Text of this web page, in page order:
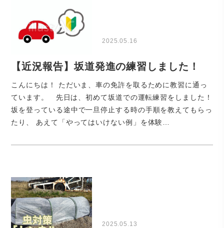
2025.05.16
【近況報告】坂道発進の練習しました！
こんにちは！ ただいま、車の免許を取るために教習に通っ
ています。 先日は、初めて坂道での運転練習をしました！
坂を登っている途中で一旦停止する時の手順を教えてもらっ
たり、 あえて「やってはいけない例」を体験…
2025.05.13